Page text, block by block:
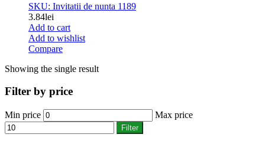
SKU: Invitatii de nunta 1189
3.84lei
Add to cart
Add to wishlist
Compare
Showing the single result
Filter by price
Min price Max price
Filter